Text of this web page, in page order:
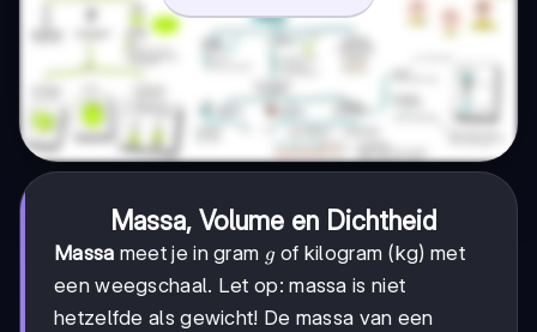
Massa, Volume en Dichtheid
Massa meet je in gram g
g of kilogram (kg) met
een weegschaal. Let op: massa is niet
hetzelfde als gewicht! De massa van een